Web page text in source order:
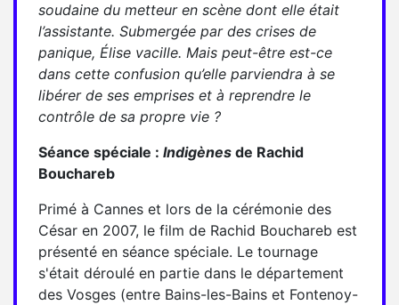
soudaine du metteur en scène dont elle était
l’assistante. Submergée par des crises de
panique, Élise vacille. Mais peut-être est-ce
dans cette confusion qu’elle parviendra à se
libérer de ses emprises et à reprendre le
contrôle de sa propre vie ?
Séance spéciale : Indigènes de Rachid
Bouchareb
Primé à Cannes et lors de la cérémonie des
César en 2007, le film de Rachid Bouchareb est
présenté en séance spéciale. Le tournage
s'était déroulé en partie dans le département
des Vosges (entre Bains-les-Bains et Fontenoy-